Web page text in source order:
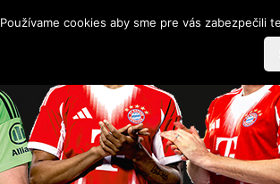
Používame cookies aby sme pre vás zabezpečili